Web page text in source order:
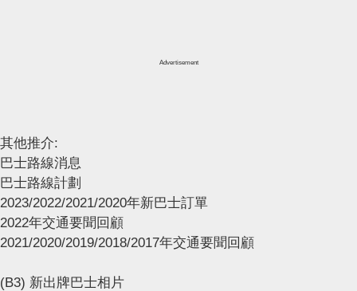
Advertisement
其他推介:
巴士路線消息
巴士路線計劃
2023/2022/2021/2020年新巴士訂單
2022年交通要聞回顧
2021/2020/2019/2018/2017年交通要聞回顧
(B3) 新出牌巴士相片